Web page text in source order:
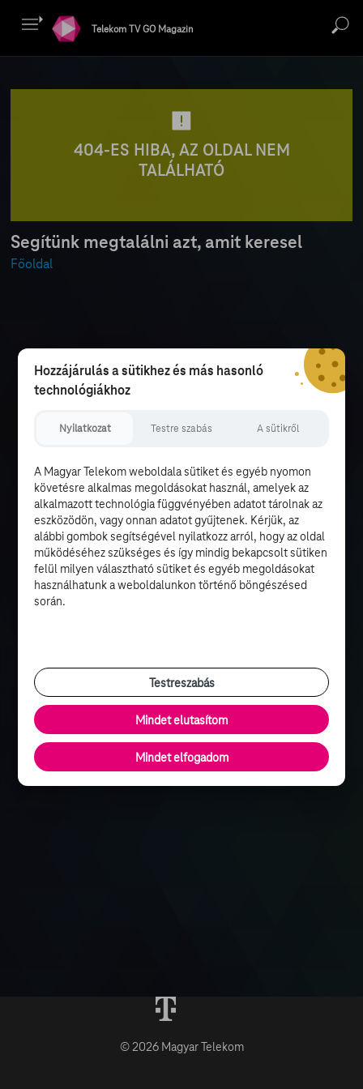
Telekom TV GO Magazin
404-ES HIBA, AZ OLDAL NEM
TALÁLHATÓ
Segítünk megtalálni azt, amit keresel
Főoldal
© 2026 Magyar Telekom
Hozzájárulás a sütikhez és más hasonló
technológiákhoz
Nyilatkozat Testre szabás A sütikről
A Magyar Telekom weboldala sütiket és egyéb nyomon
követésre alkalmas megoldásokat használ, amelyek az
alkalmazott technológia függvényében adatot tárolnak az
eszközödön, vagy onnan adatot gyűjtenek. Kérjük, az
alábbi gombok segítségével nyilatkozz arról, hogy az oldal
működéséhez szükséges és így mindig bekapcsolt sütiken
felül milyen választható sütiket és egyéb megoldásokat
használhatunk a weboldalunkon történő böngészésed
során.
Testreszabás
Mindet elutasítom
Mindet elfogadom